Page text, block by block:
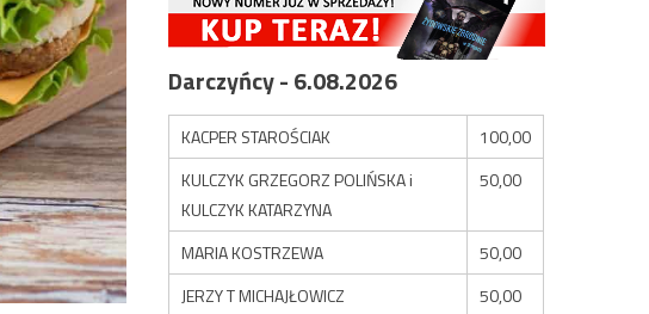
Darczyńcy - 6.08.2026
KACPER STAROŚCIAK
100,00
KULCZYK GRZEGORZ POLIŃSKA i
KULCZYK KATARZYNA
50,00
MARIA KOSTRZEWA
50,00
JERZY T MICHAJŁOWICZ
50,00